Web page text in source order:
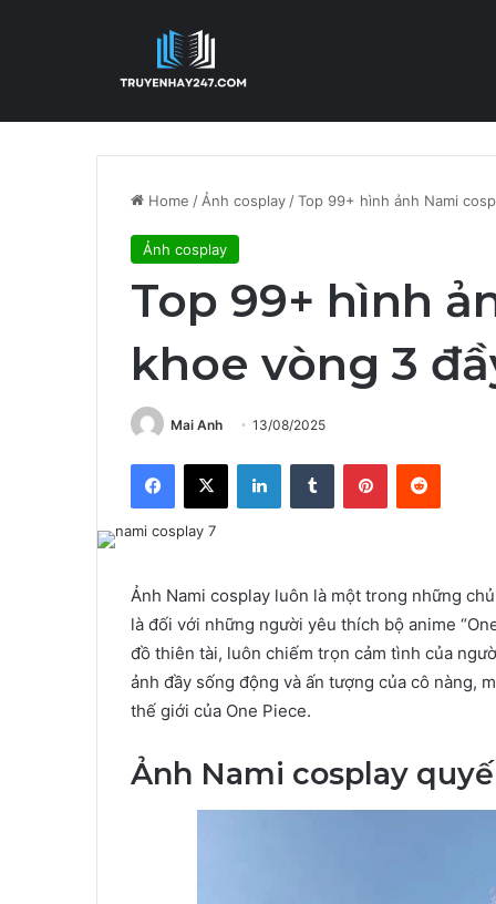
Home / Ảnh cosplay /Top 99+ hình ảnh Nami
Ảnh cosplay
Top 99+ hình
khoe vòng 3
Mai Anh 13/08/2025
Ảnh Nami cosplay luôn là một trong những
là đối với những người yêu thích bộ anime
đồ thiên tài, luôn chiếm trọn cảm tình của
ảnh đầy sống động và ấn tượng của cô nàng,
thế giới của One Piece.
Ảnh Nami cosplay